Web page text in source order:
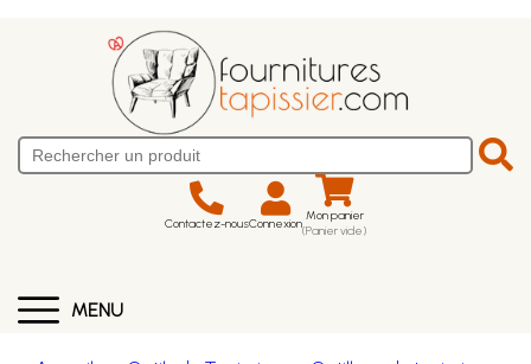
Contactez-nousConnexion Mon panier
(Panier vide)
MENU